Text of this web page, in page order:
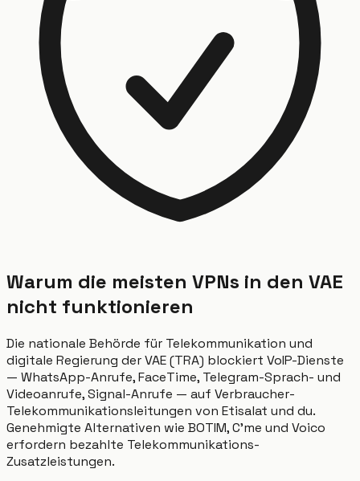
Warum die meisten VPNs in den VAE
nicht funktionieren
Die nationale Behörde für Telekommunikation und
digitale Regierung der VAE (TRA) blockiert VoIP-Dienste
— WhatsApp-Anrufe, FaceTime, Telegram-Sprach- und
Videoanrufe, Signal-Anrufe — auf Verbraucher-
Telekommunikationsleitungen von Etisalat und du.
Genehmigte Alternativen wie BOTIM, C'me und Voico
erfordern bezahlte Telekommunikations-
Zusatzleistungen.